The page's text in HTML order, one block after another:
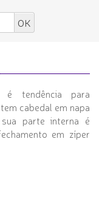
é tendência para
cabedal em napa
parte interna é
em zíper